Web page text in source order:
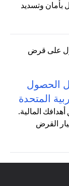
بأمان وتسديد
الحصول
المتحدة
المالية.
القرض